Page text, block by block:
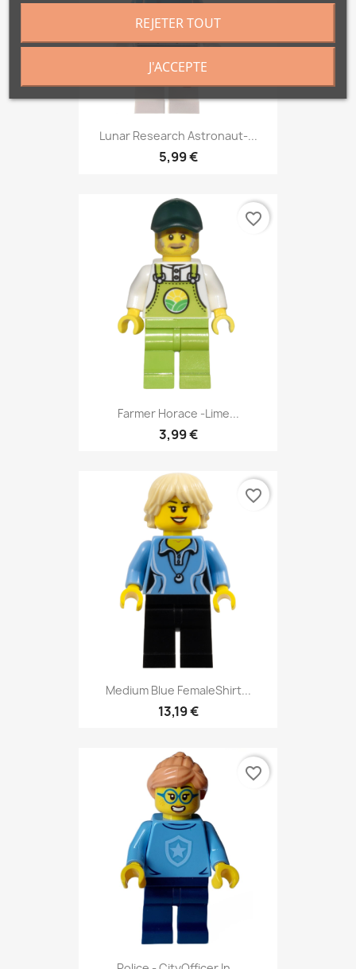
Lunar Research Astronaut-...
5,99 €
Farmer Horace -Lime...
3,99 €
favorite_border
Medium Blue FemaleShirt...
13,19 €
favorite_border
favorite_border
REJETER TOUT
J'ACCEPTE